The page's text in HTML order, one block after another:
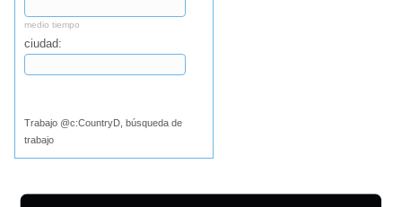
medio tiempo
ciudad:
Trabajo @c:CountryD, búsqueda de
trabajo